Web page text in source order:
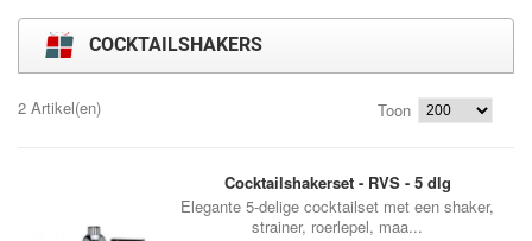
COCKTAILSHAKERS
2 Artikel(en) Toon
Cocktailshakerset - RVS - 5 dlg
Elegante 5-delige cocktailset met een shaker,
strainer, roerlepel, maa...